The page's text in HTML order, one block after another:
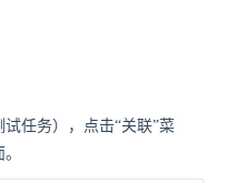
任务），点击“关联”菜